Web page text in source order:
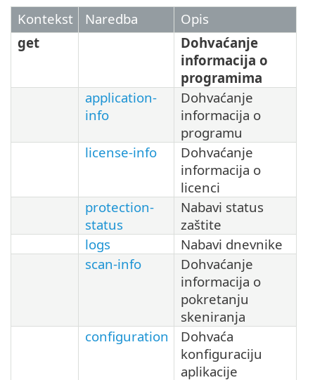
Kontekst
Naredba
Opis
get
Dohvaćanje
informacija o
programima
application-
info
Dohvaćanje
informacija o
programu
license-info
Dohvaćanje
informacija o
licenci
protection-
status
Nabavi status
zaštite
logs
Nabavi dnevnike
scan-info
Dohvaćanje
informacija o
pokretanju
skeniranja
configuration
Dohvaća
konfiguraciju
aplikacije